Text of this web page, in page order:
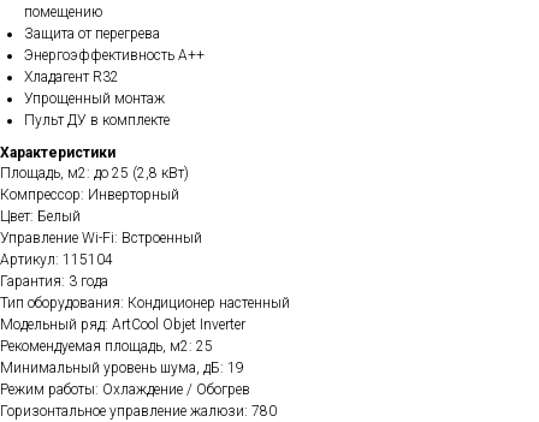
помещению
Защита от перегрева
Энергоэффективность А++
Хладагент R32
Упрощенный монтаж
Пульт ДУ в комплекте
Характеристики
Площадь, м2: до 25 (2,8 кВт)
Компрессор: Инверторный
Цвет: Белый
Управление Wi-Fi: Встроенный
Артикул: 115104
Гарантия: 3 года
Тип оборудования: Кондиционер настенный
Модельный ряд: ArtCool Objet Inverter
Рекомендуемая площадь, м2: 25
Минимальный уровень шума, дБ: 19
Режим работы: Охлаждение / Обогрев
Горизонтальное управление жалюзи: 780